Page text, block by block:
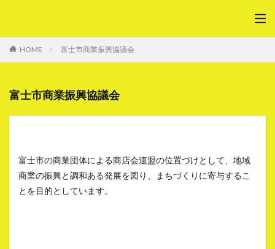
HOME 富士市商業振興協議会
富士市商業振興協議会
富士市の商業団体による商店会連盟の位置づけとして、地域
商業の振興と調和ある発展を図り、まちづくりに寄与するこ
とを目的としています。